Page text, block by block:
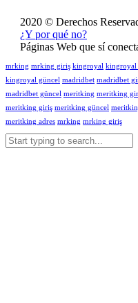
2020 © Derechos
¿Y por qué no?
Páginas Web que sí
mrking mrking giriş kingroyal kingroyal
kingroyal güncel madridbet madridbet
madridbet güncel meritking meritking
meritking giriş meritking güncel
meritking adres mrking mrking giriş